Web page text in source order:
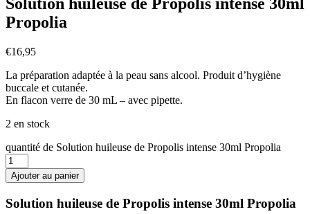
Propolia
€16,95
La préparation adaptée à la peau sans alcool. Produit d’hygiène
buccale et cutanée.
En flacon verre de 30 mL – avec pipette.
2 en stock
quantité de Solution huileuse de Propolis intense 30ml Propolia
Ajouter au panier
Solution huileuse de Propolis intense 30ml Propolia